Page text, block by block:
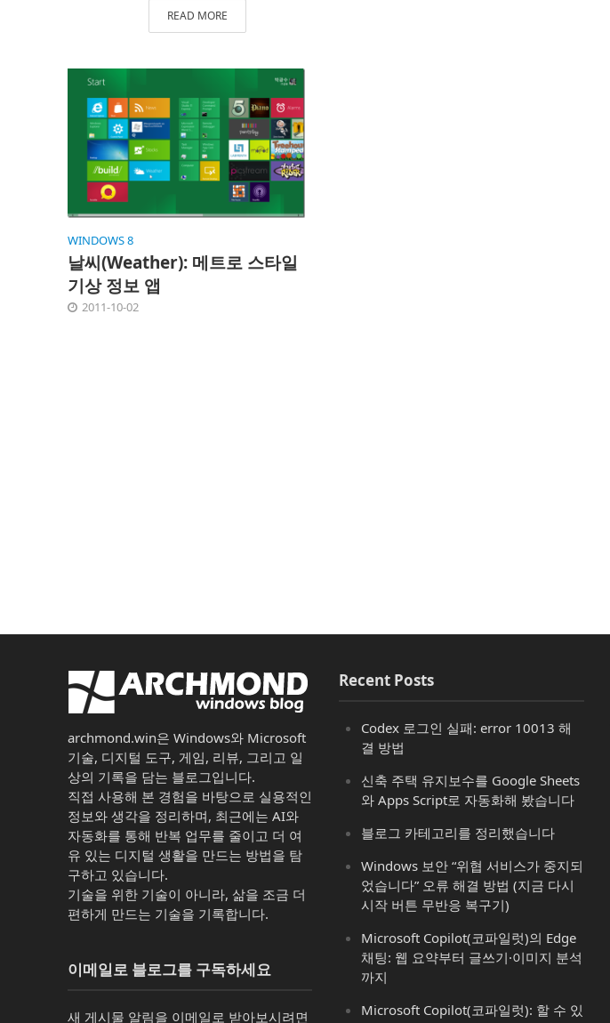
READ MORE
WINDOWS 8
날씨(Weather): 메트로 스타일
기상 정보 앱
2011-10-02
archmond.win은 Windows와 Microsoft
기술, 디지털 도구, 게임, 리뷰, 그리고 일
상의 기록을 담는 블로그입니다.
직접 사용해 본 경험을 바탕으로 실용적인
정보와 생각을 정리하며, 최근에는 AI와
자동화를 통해 반복 업무를 줄이고 더 여
유 있는 디지털 생활을 만드는 방법을 탐
구하고 있습니다.
기술을 위한 기술이 아니라, 삶을 조금 더
편하게 만드는 기술을 기록합니다.
이메일로 블로그를 구독하세요
새 게시물 알림을 이메일로 받아보시려면
Recent Posts
Codex 로그인 실패: error 10013 해
결 방법
신축 주택 유지보수를 Google Sheets
와 Apps Script로 자동화해 봤습니다
블로그 카테고리를 정리했습니다
Windows 보안 “위협 서비스가 중지되
었습니다” 오류 해결 방법 (지금 다시
시작 버튼 무반응 복구기)
Microsoft Copilot(코파일럿)의 Edge
채팅: 웹 요약부터 글쓰기·이미지 분석
까지
Microsoft Copilot(코파일럿): 할 수 있